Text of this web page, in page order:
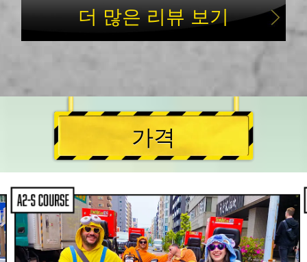
더 많은 리뷰 보기
가격